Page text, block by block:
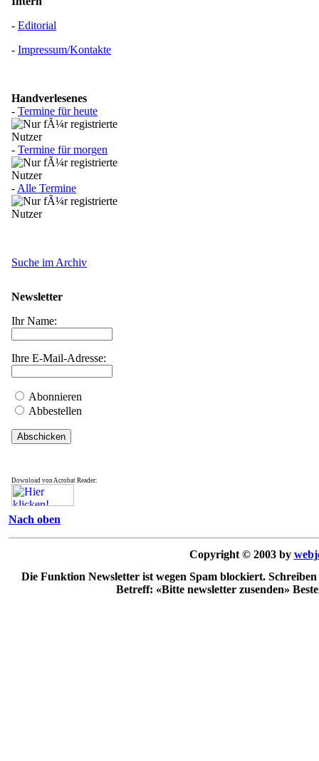
- Editorial
- Impressum/Kontakte
Handverlesenes
- Termine für heute
- Termine für morgen
- Alle Termine
Suche im Archiv
Newsletter
Ihr Name:
Ihre E-Mail-Adresse:
Abonnieren
Abbestellen
Download von Acrobat Reader:
Nach oben
Copyright © 2003 by
Die Funktion Newsletter ist wegen Spam blockiert.
Betreff: «Bitte newsletter zusenden»